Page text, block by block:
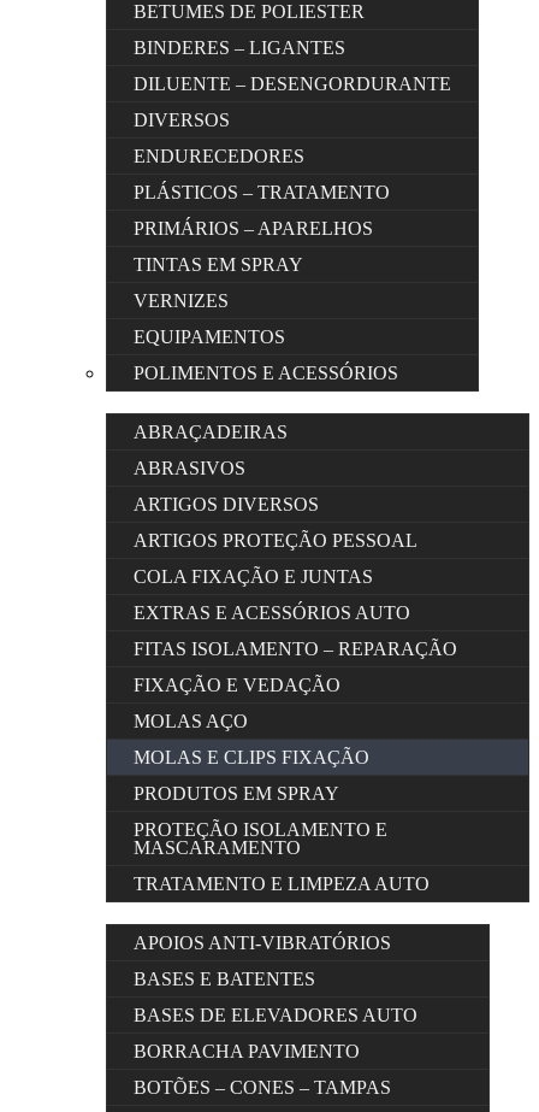
BETUMES DE POLIESTER
BINDERES – LIGANTES
DILUENTE – DESENGORDURANTE
DIVERSOS
ENDURECEDORES
PLÁSTICOS – TRATAMENTO
PRIMÁRIOS – APARELHOS
TINTAS EM SPRAY
VERNIZES
EQUIPAMENTOS
POLIMENTOS E ACESSÓRIOS
ABRAÇADEIRAS
ABRASIVOS
ARTIGOS DIVERSOS
ARTIGOS PROTEÇÃO PESSOAL
COLA FIXAÇÃO E JUNTAS
EXTRAS E ACESSÓRIOS AUTO
FITAS ISOLAMENTO – REPARAÇÃO
FIXAÇÃO E VEDAÇÃO
MOLAS AÇO
MOLAS E CLIPS FIXAÇÃO
PRODUTOS EM SPRAY
PROTEÇÃO ISOLAMENTO E
MASCARAMENTO
TRATAMENTO E LIMPEZA AUTO
APOIOS ANTI-VIBRATÓRIOS
BASES E BATENTES
BASES DE ELEVADORES AUTO
BORRACHA PAVIMENTO
BOTÕES – CONES – TAMPAS